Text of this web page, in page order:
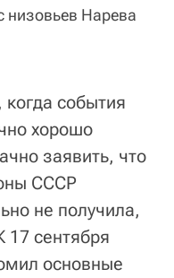
низовьев Нарева
события
хорошо
заявить, что
СССР
не получила,
17 сентября
основные